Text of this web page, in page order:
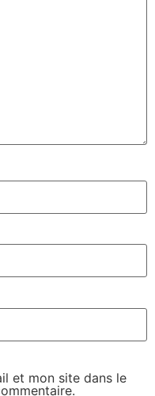
et mon site dans le